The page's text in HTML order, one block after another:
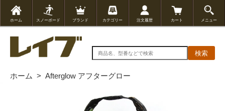
ホーム スノーボード ブランド カテゴリー 注文履歴 カート メニュー
検索
ホーム > Afterglow アフターグロー